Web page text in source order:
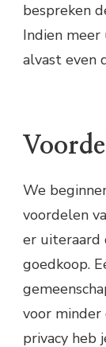
bespreken
Indien
alvast even
We
voordelen
er uiteraard
goedkoop.
voor minder
privacy heb